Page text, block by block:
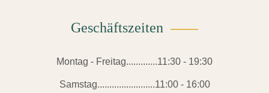
Geschäftszeiten
Montag - Freitag.............11:30 - 19:30
Samstag........................11:00 - 16:00